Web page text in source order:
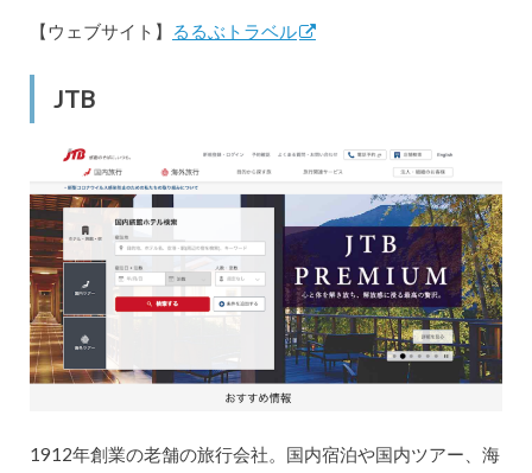
【ウェブサイト】 るるぶトラベル
JTB
1912年創業の老舗の旅行会社。国内宿泊や国内ツアー、海